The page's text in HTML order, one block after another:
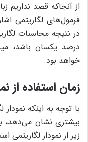
از آنجاکه قصد نداریم
فرمول‌های لگاریتمی
در نتیجه محاسبات
درصد یکسان باشد،
خواهد بود.
زمان استفاده از
با توجه به اینکه
بیشتری نشان می‌دهد،
زیر از نمودار لگاریتمی